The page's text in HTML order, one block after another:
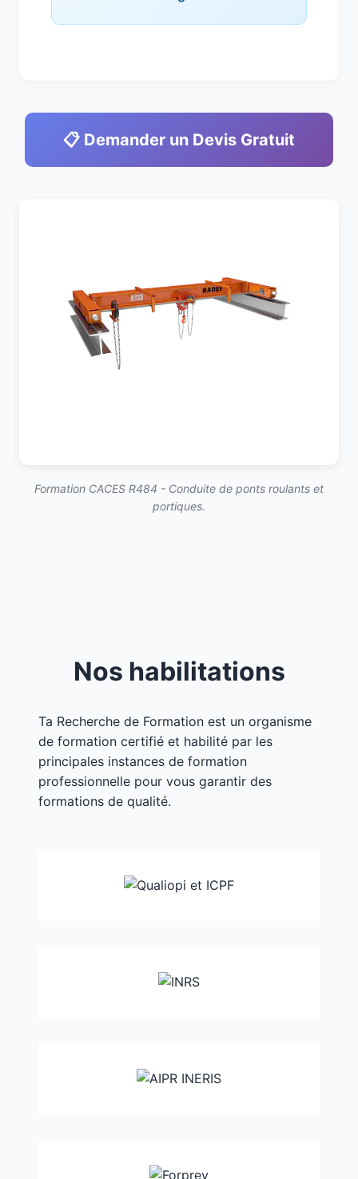
📋 Demander un Devis Gratuit
Formation CACES R484 - Conduite de ponts roulants et
portiques.
Nos habilitations
Ta Recherche de Formation est un organisme
de formation certifié et habilité par les
principales instances de formation
professionnelle pour vous garantir des
formations de qualité.